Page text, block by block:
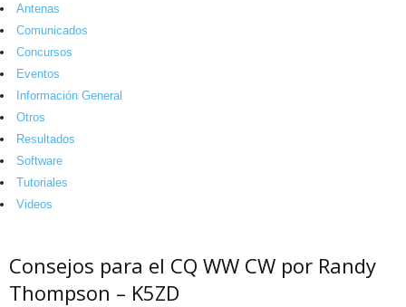
Antenas
Comunicados
Concursos
Eventos
Información General
Otros
Resultados
Software
Tutoriales
Videos
Consejos para el CQ WW CW por Randy
Thompson – K5ZD